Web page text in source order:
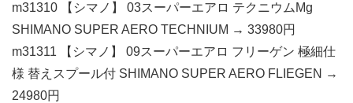
m31310 【シマノ】 03スーパーエアロ テクニウムMg
SHIMANO SUPER AERO TECHNIUM → 33980円
m31311 【シマノ】 09スーパーエアロ フリーゲン 極細仕
様 替えスプール付 SHIMANO SUPER AERO FLIEGEN →
24980円